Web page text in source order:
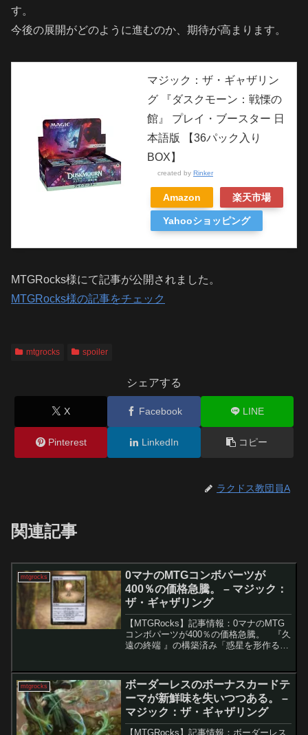
す。
今後の展開がどのように進むのか、期待が高まります。
マジック：ザ・ギャザリン
グ 『ダスクモーン：戦慄の
館』 プレイ・ブースター 日
本語版 【36パック入り
BOX】
created by Rinker
Amazon 楽天市場
Yahooショッピング
MTGRocks様にて記事が公開されました。
MTGRocks様の記事をチェック
mtgrocks spoiler
シェアする
X Facebook LINE
Pinterest LinkedIn コピー
ラクドス教団員A
関連記事
mtgrocks
0マナのMTGコンボパーツが
400％の価格急騰。 – マジック：
ザ・ギャザリング
【MTGRocks】記事情報：0マナのMTG
コンボパーツが400％の価格急騰。 『久
遠の終端 』の構築済み「惑星を形作る
なっており、初心者にもおすすめの内容
となって...
mtgrocks
ボーダーレスのボーナスカードテ
ーマが新鮮味を失いつつある。 –
マジック：ザ・ギャザリング
【MTGRocks】記事情報：ボーダーレス